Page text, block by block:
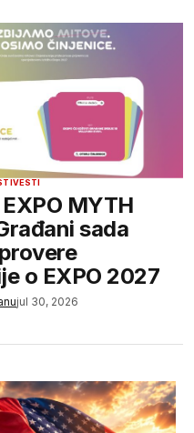
VESTI
MYTH
sada
o EXPO 2027
jul 30, 2026